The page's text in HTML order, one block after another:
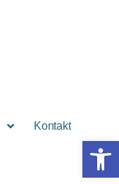
Kontakt